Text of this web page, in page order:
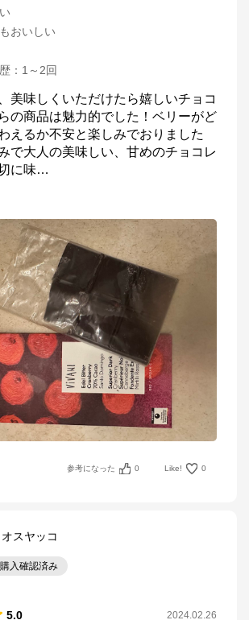
おいしい
： 1～2回
美味しくいただけたら嬉しいチョコ
の商品は魅力的でした！ベリーがど
えるか不安と楽しみでおりました
で大人の美味しい、甘めのチョコレ
に味…
参考になった 0 Like! 0
スヤッコ
購入確認済み
5.0 2024.02.26